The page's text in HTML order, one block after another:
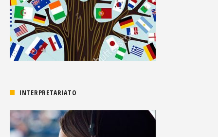
INTERPRETARIATO